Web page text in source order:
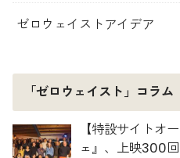
ゼロウェイストアイデア
「ゼロウェイスト」コラム
【特設サイトオ
ェ』、上映300